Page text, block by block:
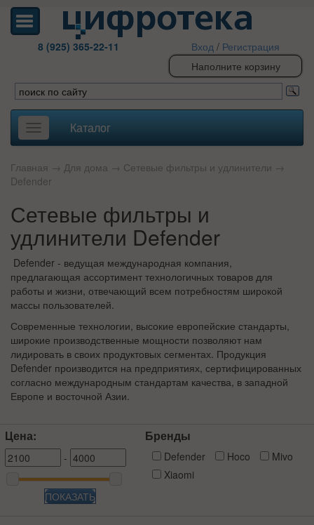
8 (925) 365-22-11 Вход / Регистрация
Наполните корзину
Toggle
navigation
Каталог
Главная → Для дома → Сетевые фильтры и удлинители →
Defender
Сетевые фильтры и
удлинители Defender
Defender - ведущая международная компания,
предлагающая ассортимент технологичных товаров для
работы и жизни, отвечающий всем потребностям широкой
массы пользователей.
Современные технологии, высокие европейские стандарты,
широкие производственные мощности позволяют нам
лидировать в своих продуктовых сегментах. Продукция
Defender производится на предприятиях, сертифицированных
согласно международным стандартам качества, в западной
Европе и восточной Азии.
Цена:
-
ПОКАЗАТЬ
Бренды
Defender Hoco
Mivo
Xiaomi